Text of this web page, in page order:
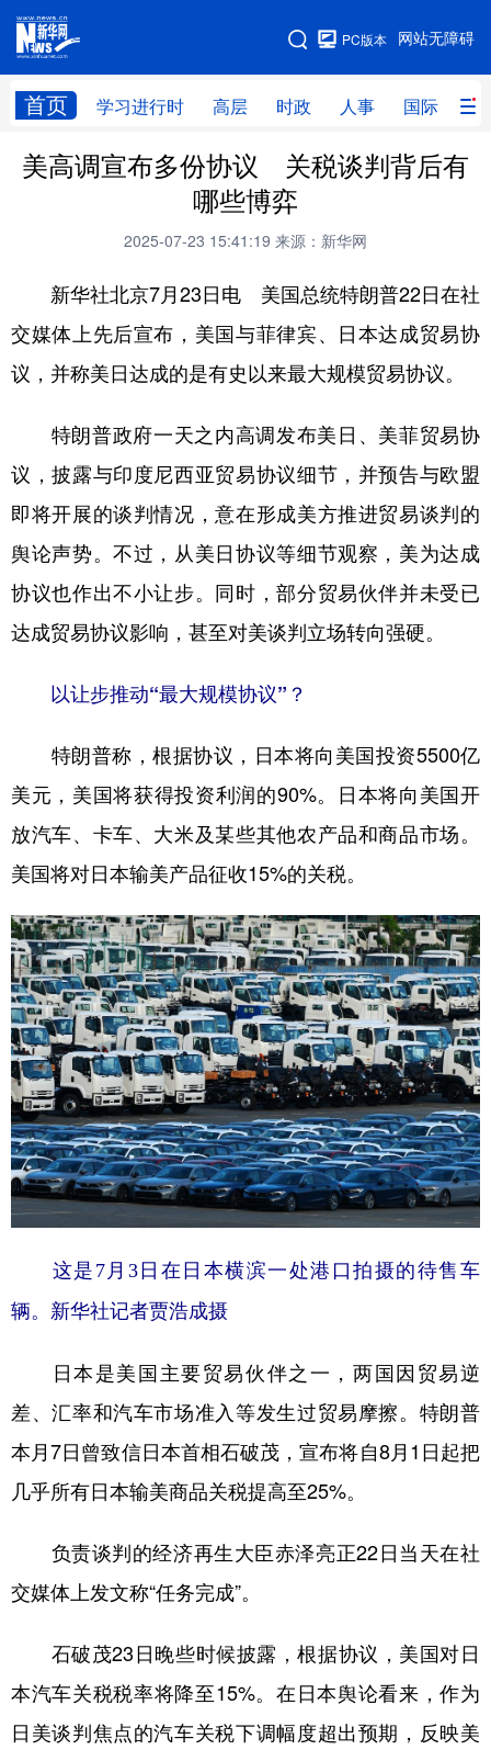
网站无障碍
PC版本
首页 学习进行时 高层 时政 人事 国际 财
网站地图
学习进行时 高层 时政 人事
财经 网评
科技 科创 量子 体育
文化 书画 健康 军事
法律 中央文件 金融 汽车
食品 人居 信息化 数字经济
彩票 娱乐 时尚 悦读
地方频道
北京 天津 河北 山西
浙江 安徽 福建 江西
山东 河南 湖北 湖南
广东 广西 海南 重庆
四川 贵州 云南 西藏
陕西 甘肃 青海 宁夏
新疆 内蒙古 黑龙江
English Español
美高调宣布多份协议 关税谈判背后有
哪些博弈
2025-07-23 15:41:19 来源：新华网
新华社北京7月23日电 美国总统特朗普22日在社
交媒体上先后宣布，美国与菲律宾、日本达成贸易协
议，并称美日达成的是有史以来最大规模贸易协议。
特朗普政府一天之内高调发布美日、美菲贸易协
议，披露与印度尼西亚贸易协议细节，并预告与欧盟
即将开展的谈判情况，意在形成美方推进贸易谈判的
舆论声势。不过，从美日协议等细节观察，美为达成
协议也作出不小让步。同时，部分贸易伙伴并未受已
达成贸易协议影响，甚至对美谈判立场转向强硬。
以让步推动“最大规模协议”？
特朗普称，根据协议，日本将向美国投资5500亿
美元，美国将获得投资利润的90%。日本将向美国开
放汽车、卡车、大米及某些其他农产品和商品市场。
美国将对日本输美产品征收15%的关税。
这是7月3日在日本横滨一处港口拍摄的待售车
辆。新华社记者贾浩成摄
日本是美国主要贸易伙伴之一，两国因贸易逆
差、汇率和汽车市场准入等发生过贸易摩擦。特朗普
本月7日曾致信日本首相石破茂，宣布将自8月1日起把
几乎所有日本输美商品关税提高至25%。
负责谈判的经济再生大臣赤泽亮正22日当天在社
交媒体上发文称“任务完成”。
石破茂23日晚些时候披露，根据协议，美国对日
本汽车关税税率将降至15%。在日本舆论看来，作为
日美谈判焦点的汽车关税下调幅度超出预期，反映美